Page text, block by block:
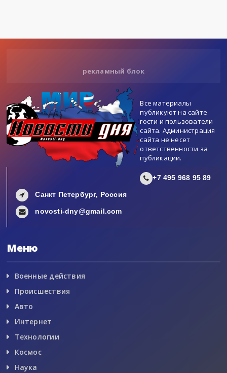
рекламный блок
Все материалы
публикуют на сайте
гости и пользователи
сайта. Администрация
сайта не несет
ответственности за
публикации.
+7 495 968 95 89
Санкт Петербург, Россия
novosti-dny@gmail.com
Меню
Военные действия
Происшествия
Авто
Интернет
Технологии
Космос
Наука